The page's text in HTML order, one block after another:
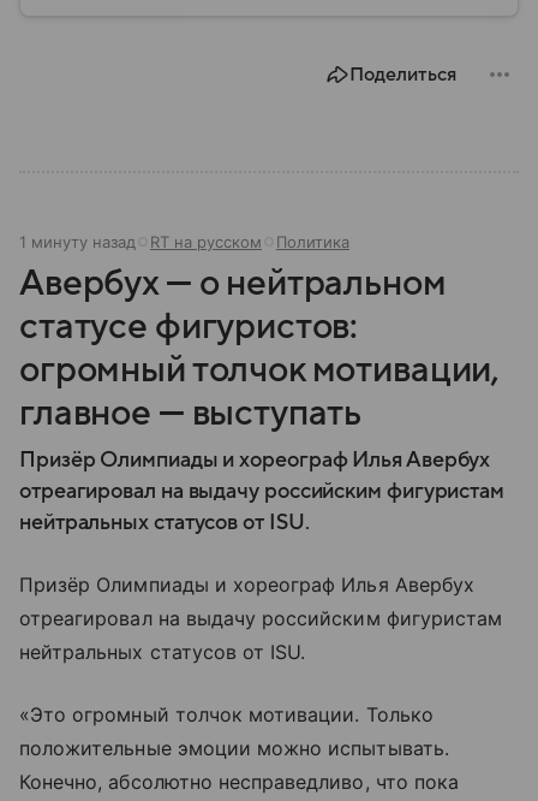
Поделиться
1 минуту назад RT на русском Политика
Авербух — о нейтральном
статусе фигуристов:
огромный толчок мотивации,
главное — выступать
Призёр Олимпиады и хореограф Илья Авербух
отреагировал на выдачу российским фигуристам
нейтральных статусов от ISU.
Призёр Олимпиады и хореограф Илья Авербух
отреагировал на выдачу российским фигуристам
нейтральных статусов от ISU.
«Это огромный толчок мотивации. Только
положительные эмоции можно испытывать.
Конечно, абсолютно несправедливо, что пока